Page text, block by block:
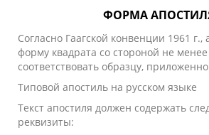
ФОРМА
Согласно Гаагской конвенции 1961 г.,
форму квадрата со стороной не
соответствовать образцу,
Типовой апостиль на русском языке
Текст апостиля должен содержать
реквизиты: